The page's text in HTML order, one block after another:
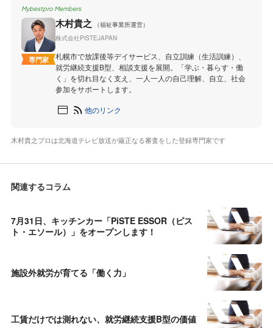
Mybestpro Members
専門家
木村貴之
（福祉事業所運営）
株式会社PiSTEJAPAN
札幌市で放課後等デイサービス、自立訓練（生活訓練）、
就労継続支援B型、相談支援を展開。「学ぶ・暮らす・働
く」を切れ目なく支え、一人一人の自己理解、自立、社会
参加をサポートします。
他のリンク
木村貴之プロは北海道テレビ放送が厳正なる審査をした登録専門家です
関連するコラム
7月31日、キッチンカー「PiSTE ESSOR（ピス
ト・エソール）」をオープンします！
施設外就労が育てる「働く力」
工賃だけでは測れない、就労継続支援B型の価値